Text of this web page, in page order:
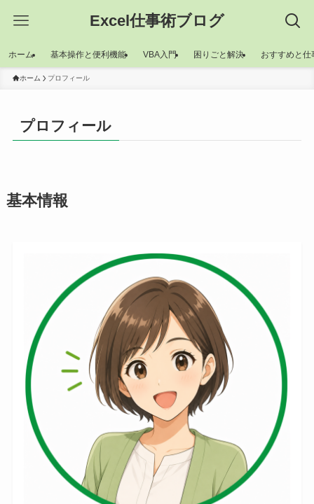
Excel仕事術ブログ
ホーム 基本操作と便利機能 VBA入門 困りごと解決 おすすめと仕
ホーム プロフィール
プロフィール
基本情報